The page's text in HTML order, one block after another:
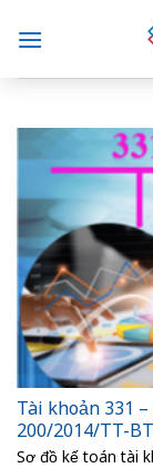
content
Tài khoản 331
200/2014/TT-
Sơ đồ kế toán tài